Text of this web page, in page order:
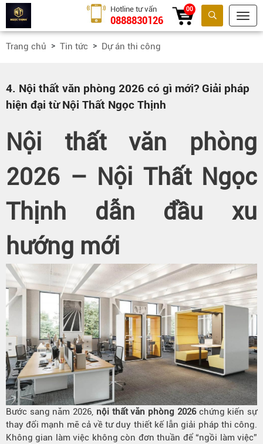
Tìm kiếm
Hotline tư vấn
0888830126
00
Trang chủ Tin tức Dự án thi công
4. Nội thất văn phòng 2026 có gì mới? Giải pháp
hiện đại từ Nội Thất Ngọc Thịnh
Nội thất văn phòng
2026 – Nội Thất Ngọc
Thịnh dẫn đầu xu
hướng mới
Bước sang năm 2026, nội thất văn phòng 2026chứng kiến sự
thay đổi mạnh mẽ cả về tư duy thiết kế lẫn giải pháp thi công.
Không gian làm việc không còn đơn thuần để “ngồi làm việc”